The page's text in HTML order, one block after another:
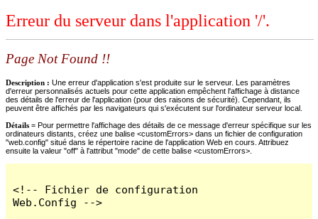
Erreur du serveur dans l'application '/'.
Page Not Found !!
Description : Une erreur d'application s'est produite sur le serveur. Les paramètres
d'erreur personnalisés actuels pour cette application empêchent l'affichage à distance
des détails de l'erreur de l'application (pour des raisons de sécurité). Cependant, ils
peuvent être affichés par les navigateurs qui s'exécutent sur l'ordinateur serveur local.
Détails = Pour permettre l'affichage des détails de ce message d'erreur spécifique sur les
ordinateurs distants, créez une balise <customErrors> dans un fichier de configuration
"web.config" situé dans le répertoire racine de l'application Web en cours. Attribuez
ensuite la valeur "off" à l'attribut "mode" de cette balise <customErrors>.
<!-- Fichier de configuration
Web.Config -->